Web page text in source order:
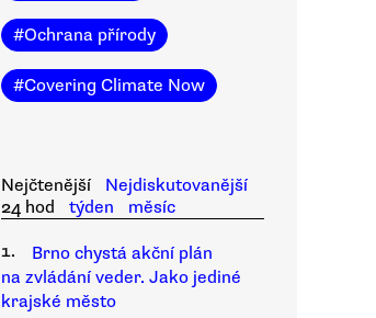
#Ochrana přírody
#Covering Climate Now
Nejčtenější
Nejdiskutovanější
24 hod
týden
měsíc
1.
Brno chystá akční plán
na zvládání veder. Jako jediné
krajské město